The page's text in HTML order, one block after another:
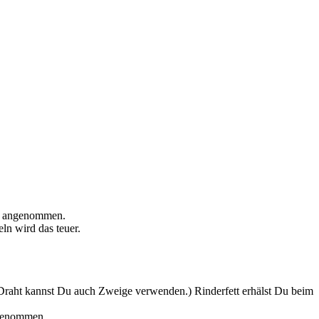
wird das teuer.
kannst Du auch Zweige verwenden.) Rinderfett erhälst Du beim